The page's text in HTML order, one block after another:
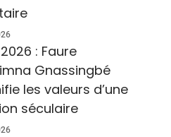
: Faure
Gnassingbé
les valeurs d’une
séculaire